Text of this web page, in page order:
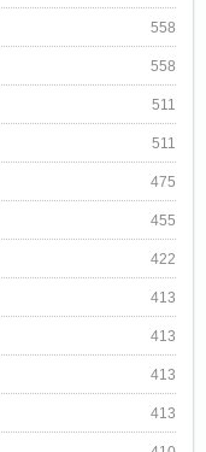
558
558
511
511
475
455
422
413
413
413
413